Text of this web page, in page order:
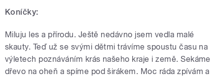
Koníčky:
Miluju les a přírodu. Ještě nedávno jsem vedla malé
skauty. Teď už se svými dětmi trávíme spoustu času na
výletech poznáváním krás našeho kraje i země. Sekáme
dřevo na oheň a spíme pod širákem. Moc ráda zpívám a